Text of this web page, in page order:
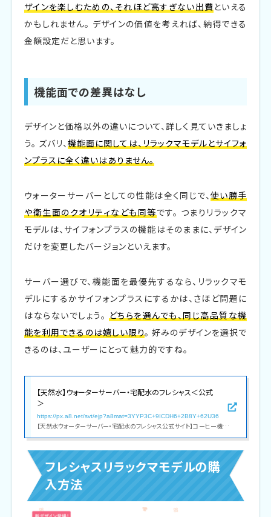
ザインを楽しむための、それほど高すぎない出費といえる
かもしれません。 デザインの価値を考えれば、納得できる
金額設定だと思います。
機能面での差異はなし
デザインと価格以外の違いについて、詳しく見ていきましょ
う。 ズバリ、機能面に関しては、リラックマモデルとサイフォ
ンプラスに全く違いはありません。
ウォーターサーバーとしての性能は全く同じで、使い勝手
や衛生面のクオリティなども同等です。 つまりリラックマ
モデルは、サイフォンプラスの機能はそのままに、デザイン
だけを変更したバージョンといえます。
サーバー選びで、機能面を最優先するなら、リラックマモ
デルにするかサイフォンプラスにするかは、さほど問題に
はならないでしょう。 どちらを選んでも、同じ高品質な機
能を利用できるのは嬉しい限り。 好みのデザインを選択で
きるのは、ユーザーにとって魅力的ですね。
【天然水】ウォーターサーバー・宅配水のフレシャス＜公式
＞
https://px.a8.net/svt/ejp?a8mat=3YYP3C+9ICDH6+2B8Y+62U36
【天然水ウォーターサーバー・宅配水のフレシャス公式サイト】コーヒー機能付きウォーターサーバーや一人暮らし向け卓上モデル等、デザイン性・機能性共に人気のウォーターサーバーをラインナップ。配送料全国無料0円!限定キャンペーン実施中!
フレシャスリラックマモデルの購
入方法